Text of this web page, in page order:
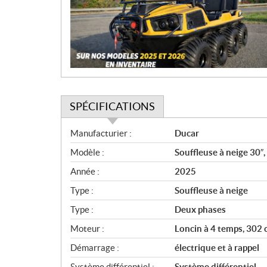
i
o
n
SPÉCIFICATIONS
S
p
é
c
i
f
i
c
a
t
i
Manufacturier :
Ducar
Modèle :
Souffleuse à neige
Année :
2025
Type :
Souffleuse à neige
Type :
Deux phases
Moteur :
Loncin à 4 temps, 302
Démarrage :
électrique et à rappel